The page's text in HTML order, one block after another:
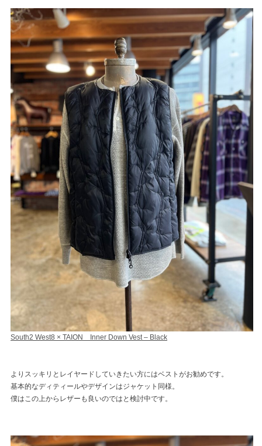
South2 West8 × TAION Inner Down Vest – Black
よりスッキリとレイヤードしていきたい方にはベストがお勧めです。
基本的なディティールやデザインはジャケット同様。
僕はこの上からレザーも良いのではと検討中です。